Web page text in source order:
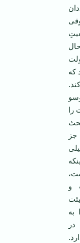
که
را
جز
و
به
در